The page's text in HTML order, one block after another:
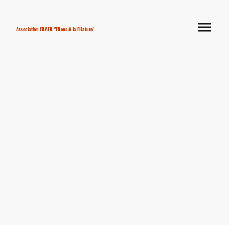
Association FILAFIL "FILons A la FILature"